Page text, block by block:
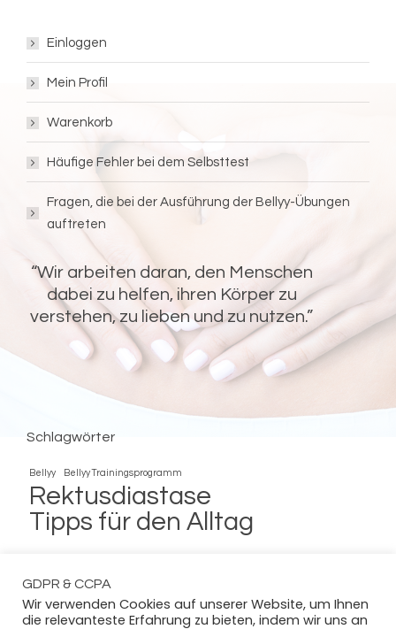
Einloggen
Mein Profil
Warenkorb
Häufige Fehler bei dem Selbsttest
Fragen, die bei der Ausführung der Bellyy-Übungen
auftreten
“Wir arbeiten daran, den Menschen
dabei zu helfen, ihren Körper zu
verstehen, zu lieben und zu nutzen.”
FOLGEN SIE UNS!
Bellyy
Facebook
Instagram
Pinterest
Youtube
Schlagwörter
Bellyy Bellyy Trainingsprogramm
Rektusdiastase
Tipps für den Alltag
POTZAK.ORG AG I Alle Rechte vorbehalten
GDPR & CCPA
Wir verwenden Cookies auf unserer Website, um Ihnen
die relevanteste Erfahrung zu bieten, indem wir uns an